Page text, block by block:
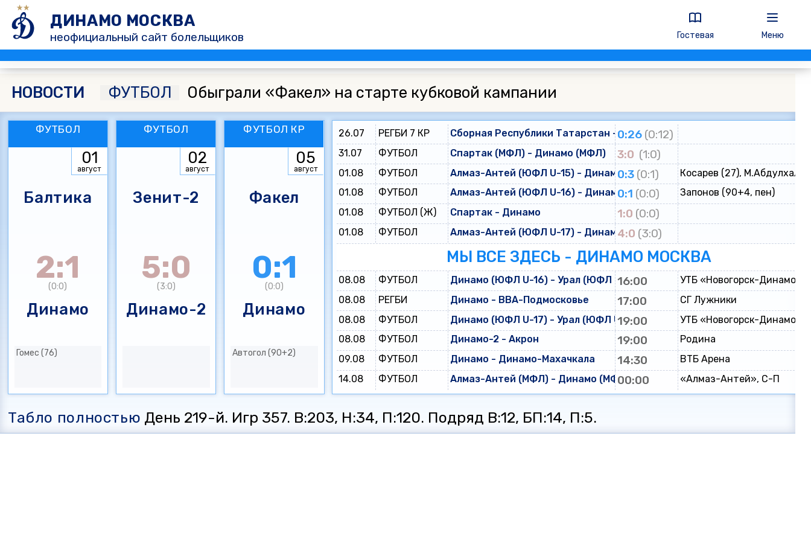
ДИНАМО МОСКВА
неофициальный сайт болельщиков Гостевая Меню
НОВОСТИ ФУТБОЛ Обыграли «Факел» на старте кубковой кампании
ФУТБОЛ
01
август
Балтика
2:1
(0:0)
Динамо
Гомес (76)
ФУТБОЛ
02
август
Зенит-2
5:0
(3:0)
Динамо-2
ФУТБОЛ КР
05
август
Факел
0:1
(0:0)
Динамо
Автогол (90+2)
26.07 РЕГБИ 7 КР Сборная Республики Татарстан - Динамо
0:26 (0:12)
31.07 ФУТБОЛ Спартак (МФЛ) - Динамо (МФЛ) 3:0 (1:0)
01.08 ФУТБОЛ Алмаз-Антей (ЮФЛ U-15) - Динамо (ЮФЛ U-15)
0:3 (0:1)
Косарев (27),
01.08
ФУТБОЛ Алмаз-Антей (ЮФЛ U-16) - Динамо (ЮФЛ U-16)
0:1 (0:0)
Запонов (90+4, пен)
01.08
ФУТБОЛ (Ж) Спартак - Динамо 1:0 (0:0)
01.08 ФУТБОЛ Алмаз-Антей (ЮФЛ U-17) - Динамо (ЮФЛ U-17)
4:0 (3:0)
МЫ ВСЕ ЗДЕСЬ - ДИНАМО МОСКВА
08.08 ФУТБОЛ Динамо (ЮФЛ U-16) - Урал (ЮФЛ U-16)
16:00
УТБ «Новогорск-Динамо»
08.08
РЕГБИ Динамо - ВВА-Подмосковье 17:00
СГ Лужники
08.08
ФУТБОЛ Динамо (ЮФЛ U-17) - Урал (ЮФЛ U-17)
19:00
УТБ «Новогорск-Динамо»
08.08
ФУТБОЛ Динамо-2 - Акрон 19:00
Родина
09.08
ФУТБОЛ Динамо - Динамо-Махачкала 14:30
ВТБ Арена
14.08
ФУТБОЛ Алмаз-Антей (МФЛ) - Динамо (МФЛ)00:00 «Алмаз-Антей», С-П
Табло полностью День 219-й. Игр 357. В:203, Н:34, П:120. Подряд В:12, БП:14, П:5.